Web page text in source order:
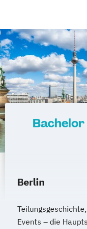
Berlin
Events – die